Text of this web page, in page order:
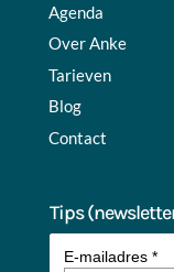
Agenda
Over Anke
Tarieven
Blog
Contact
Tips